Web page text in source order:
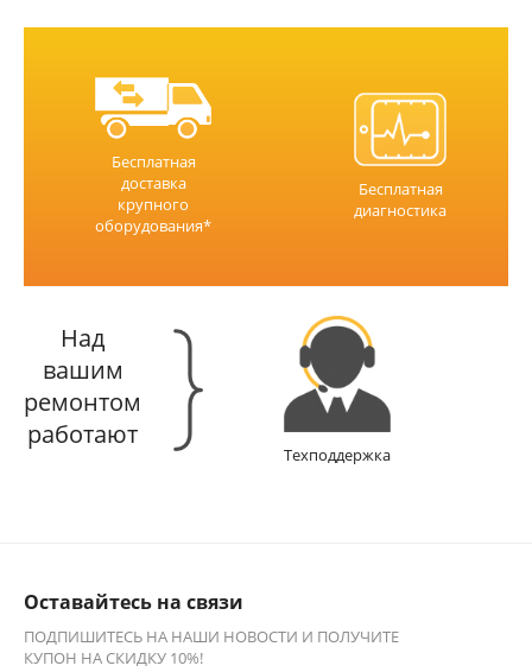
Бесплатная
доставка
крупного
оборудования*
Бесплатная
диагностика
Над
вашим
ремонтом
работают
Техподдержка
Оставайтесь на связи
ПОДПИШИТЕСЬ НА НАШИ НОВОСТИ И ПОЛУЧИТЕ
КУПОН НА СКИДКУ 10%!